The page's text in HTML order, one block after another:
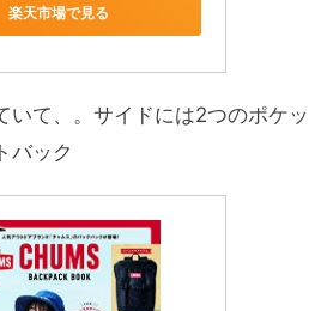
楽天市場で見る
いて、。サイドには2つのポケッ
バック